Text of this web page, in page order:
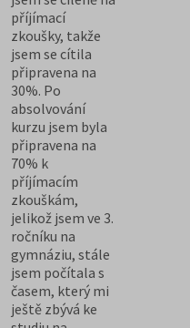
příjímací
zkoušky, takže
jsem se cítila
připravena na
30%. Po
absolvování
kurzu jsem byla
připravena na
70% k
příjímacím
zkouškám,
jelikož jsem ve 3.
ročníku na
gymnáziu, stále
jsem počítala s
časem, který mi
ještě zbývá ke